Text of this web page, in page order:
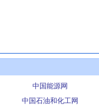
中国能源网
中国石油和化工网